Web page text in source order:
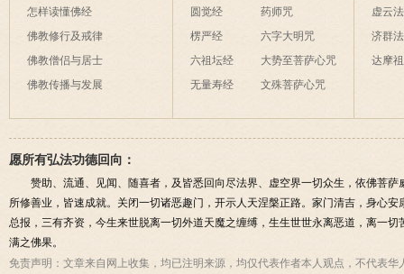
怎样读懂佛经
佛教修行及戒律
佛教僧侣与居士
佛教传播与发展
圆觉经
楞严经
六祖坛经
无量寿经
药师咒
六字大明咒
大势至菩萨心咒
文殊菩萨心咒
虚云
济群
达摩
愿所有弘法功德回向：
赞助、流通、见闻、随喜者，及皆悉回向尽法界、虚空界一切众生，依佛菩
所修善业，皆速成就。关闭一切诸恶趣门，开示人天涅槃正路。家门清吉，身心
总报，三有齐资，今生来世脱离一切外道天魔之缠缚，生生世世永离恶道，离一
满之佛果。
免责声明： 文章来自网上收集，均已注明来源，均仅代表作者本人观点，不代表